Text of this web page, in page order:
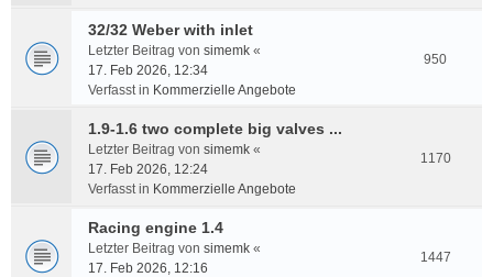
32/32 Weber with inlet
Letzter Beitrag von simemk «
17. Feb 2026, 12:34
Verfasst in Kommerzielle Angebote
950
1.9-1.6 two complete big valves ...
Letzter Beitrag von simemk «
17. Feb 2026, 12:24
Verfasst in Kommerzielle Angebote
1170
Racing engine 1.4
Letzter Beitrag von simemk «
17. Feb 2026, 12:16
1447